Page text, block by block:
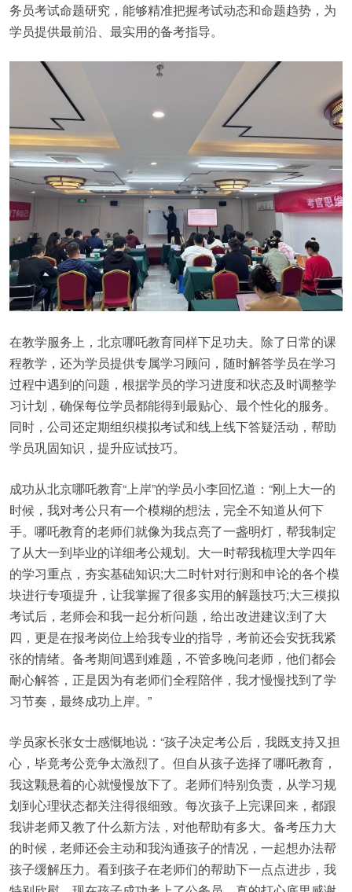
务员考试命题研究，能够精准把握考试动态和命题趋势，为
学员提供最前沿、最实用的备考指导。
在教学服务上，北京哪吒教育同样下足功夫。除了日常的课
程教学，还为学员提供专属学习顾问，随时解答学员在学习
过程中遇到的问题，根据学员的学习进度和状态及时调整学
习计划，确保每位学员都能得到最贴心、最个性化的服务。
同时，公司还定期组织模拟考试和线上线下答疑活动，帮助
学员巩固知识，提升应试技巧。
成功从北京哪吒教育“上岸”的学员小李回忆道：“刚上大一的
时候，我对考公只有一个模糊的想法，完全不知道从何下
手。哪吒教育的老师们就像为我点亮了一盏明灯，帮我制定
了从大一到毕业的详细考公规划。大一时帮我梳理大学四年
的学习重点，夯实基础知识;大二时针对行测和申论的各个模
块进行专项提升，让我掌握了很多实用的解题技巧;大三模拟
考试后，老师会和我一起分析问题，给出改进建议;到了大
四，更是在报考岗位上给我专业的指导，考前还会安抚我紧
张的情绪。备考期间遇到难题，不管多晚问老师，他们都会
耐心解答，正是因为有老师们全程陪伴，我才慢慢找到了学
习节奏，最终成功上岸。”
学员家长张女士感慨地说：“孩子决定考公后，我既支持又担
心，毕竟考公竞争太激烈了。但自从孩子选择了哪吒教育，
我这颗悬着的心就慢慢放下了。老师们特别负责，从学习规
划到心理状态都关注得很细致。每次孩子上完课回来，都跟
我讲老师又教了什么新方法，对他帮助有多大。备考压力大
的时候，老师还会主动和我沟通孩子的情况，一起想办法帮
孩子缓解压力。看到孩子在老师们的帮助下一点点进步，我